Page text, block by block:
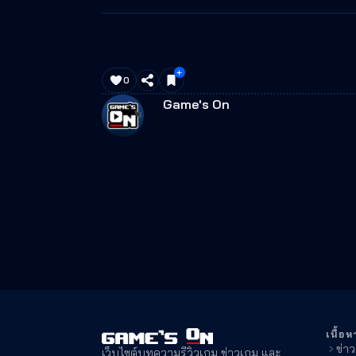
0
Game's On
เว็บไซต์บทความรีวิวเกม ข่าวเกม และ
เนื้อห
ข่า